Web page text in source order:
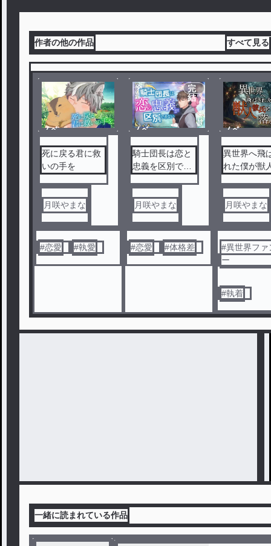
作者の他の作品 すべて見る
ノベ
死に戻る君に救
いの手を
月咲やまな
#恋愛 #執愛
ノベ
完
結
騎士団長は恋と
忠義を区別でき
月咲やまな
#恋愛 #体格差
ノベ
異世界へ飛
れた僕が獣
月咲やまな
#異世界ファ
ー
#執着
一緒に読まれている作品